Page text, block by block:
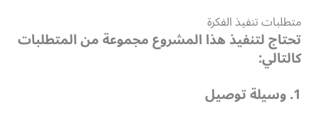
متطلبات تنفيذ الفكرة
تحتاج لتنفيذ هذا المشروع مجموعة من المتطلبات
كالتالي:
1. وسيلة توصيل